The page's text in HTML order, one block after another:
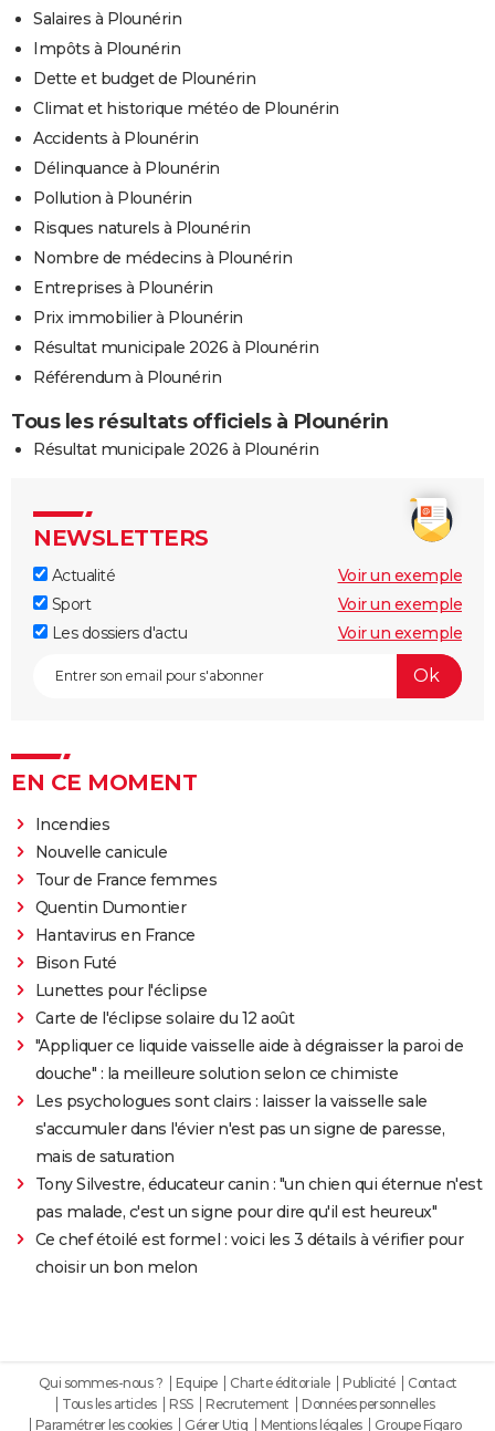
Salaires à Plounérin
Impôts à Plounérin
Dette et budget de Plounérin
Climat et historique météo de Plounérin
Accidents à Plounérin
Délinquance à Plounérin
Pollution à Plounérin
Risques naturels à Plounérin
Nombre de médecins à Plounérin
Entreprises à Plounérin
Prix immobilier à Plounérin
Résultat municipale 2026 à Plounérin
Référendum à Plounérin
Tous les résultats officiels à Plounérin
Résultat municipale 2026 à Plounérin
NEWSLETTERS
Actualité
Voir un exemple
Sport
Voir un exemple
Les dossiers d'actu
Voir un exemple
EN CE MOMENT
Incendies
Nouvelle canicule
Tour de France femmes
Quentin Dumontier
Hantavirus en France
Bison Futé
Lunettes pour l'éclipse
Carte de l'éclipse solaire du 12 août
"Appliquer ce liquide vaisselle aide à dégraisser la paroi de
douche" : la meilleure solution selon ce chimiste
Les psychologues sont clairs : laisser la vaisselle sale
s'accumuler dans l'évier n'est pas un signe de paresse,
mais de saturation
Tony Silvestre, éducateur canin : "un chien qui éternue n'est
pas malade, c'est un signe pour dire qu'il est heureux"
Ce chef étoilé est formel : voici les 3 détails à vérifier pour
choisir un bon melon
Qui sommes-nous ? Equipe Charte éditoriale Publicité
Contact
Tous les articles
RSS Recrutement
Données personnelles
Paramétrer les cookies
Gérer Utiq Mentions légales Groupe Figaro